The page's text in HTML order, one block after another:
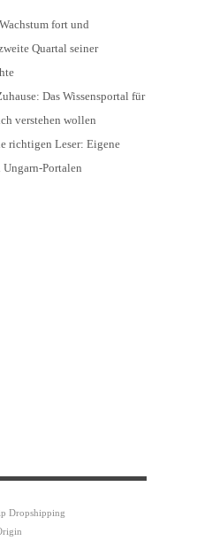
fort und
Quartal seiner
Das Wissensportal für
verstehen wollen
richtigen Leser: Eigene
Portalen
Dropshipping